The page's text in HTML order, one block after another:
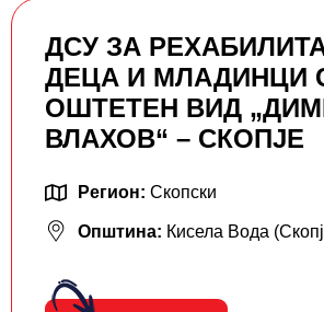
ДСУ ЗА
ДЕЦА И МЛАДИНЦИ
ОШТЕТЕН ВИД
ВЛАХОВ“ – СКОПЈЕ
Регион: Скопски
Општина: Кисела Вода